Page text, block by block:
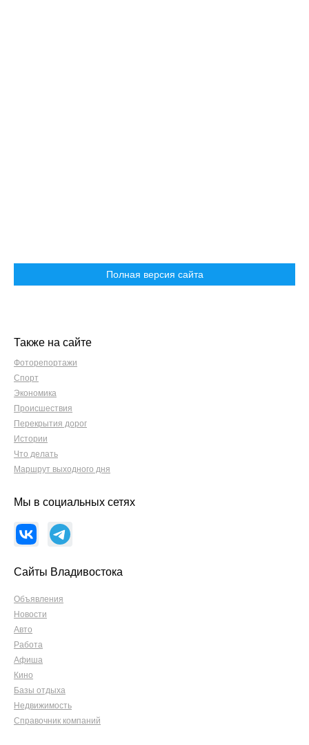
Полная версия сайта
Также на сайте
Фоторепортажи
Спорт
Экономика
Происшествия
Перекрытия дорог
Истории
Что делать
Маршрут выходного дня
Мы в социальных сетях
Сайты Владивостока
Объявления
Новости
Авто
Работа
Афиша
Кино
Базы отдыха
Недвижимость
Справочник компаний